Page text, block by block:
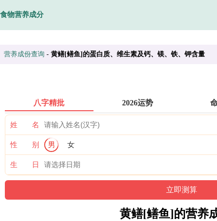
食物营养成分
营养成份查询 - 黄鳝[鳝鱼]的蛋白质、维生素及钙、镁、铁、钾含量
八字精批 2026运势
姓 名
性 别 男 女
生 日
黄鳝[鳝鱼]的营养